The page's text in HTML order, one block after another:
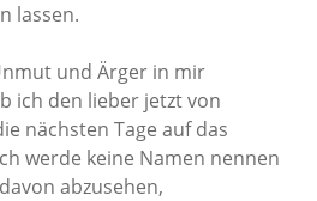
lassen.
und Ärger in mir
ich den lieber jetzt von
nächsten Tage auf das
werde keine Namen nennen
abzusehen,